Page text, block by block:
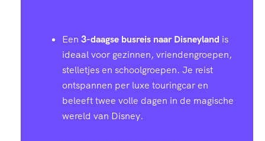
Een 3-daagse busreis naar Disneyland is
ideaal voor gezinnen, vriendengroepen,
stelletjes en schoolgroepen. Je reist
ontspannen per luxe touringcar en
beleeft twee volle dagen in de magische
wereld van Disney.